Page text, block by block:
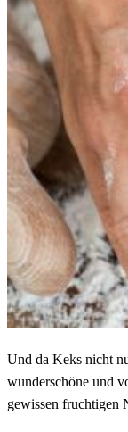
Und da Keks nicht
wunderschöne und
gewissen fruchtigen